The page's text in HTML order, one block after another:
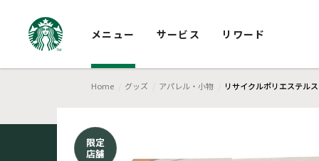
メニュー サービス リワード
Home グッズ アパレル・小物 リサイクルポリエステル
限定
店舗